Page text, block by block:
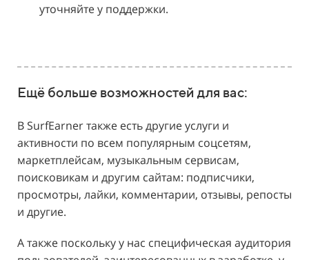
уточняйте у поддержки.
Ещё больше возможностей для вас:
В SurfEarner также есть другие услуги и
активности по всем популярным соцсетям,
маркетплейсам, музыкальным сервисам,
поисковикам и другим сайтам: подписчики,
просмотры, лайки, комментарии, отзывы, репосты
и другие.
А также поскольку у нас специфическая аудитория